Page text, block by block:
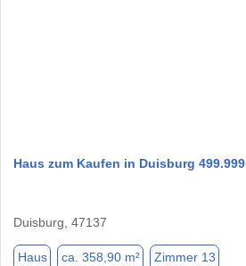
Haus zum Kaufen in Duisburg 499.999
Duisburg, 47137
Haus ca. 358,90 m² Zimmer 13